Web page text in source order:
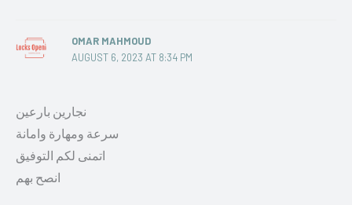
OMAR MAHMOUD
AUGUST 6, 2023 AT 8:34 PM
نجارين بارعين
سرعة ومهارة وامانة
اتمنى لكم التوفيق
انصح بهم